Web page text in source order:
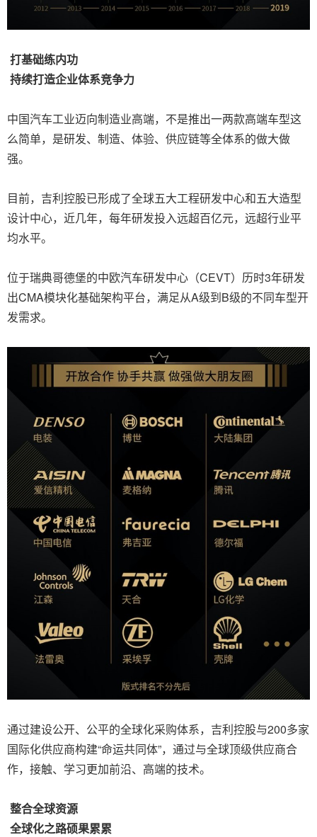
打基础练内功
持续打造企业体系竞争力
中国汽车工业迈向制造业高端，不是推出一两款高端车型这
么简单，是研发、制造、体验、供应链等全体系的做大做
强。
目前，吉利控股已形成了全球五大工程研发中心和五大造型
设计中心，近几年，每年研发投入远超百亿元，远超行业平
均水平。
位于瑞典哥德堡的中欧汽车研发中心（CEVT）历时3年研发
出CMA模块化基础架构平台，满足从A级到B级的不同车型开
发需求。
通过建设公开、公平的全球化采购体系，吉利控股与200多家
国际化供应商构建“命运共同体”，通过与全球顶级供应商合
作，接触、学习更加前沿、高端的技术。
整合全球资源
全球化之路硕果累累